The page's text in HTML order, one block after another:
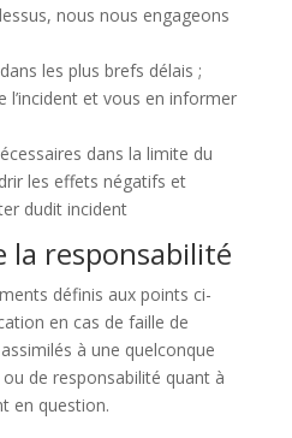
nous nous engageons
les plus brefs délais ;
l’incident et vous en informer
dans la limite du
les effets négatifs et
dudit incident
la responsabilité
définis aux points ci-
en cas de faille de
à une quelconque
de responsabilité quant à
en question.